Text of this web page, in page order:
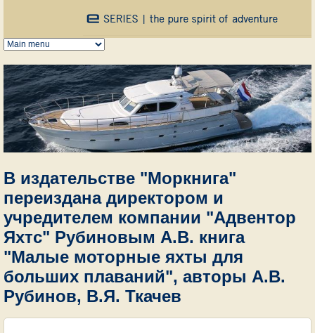
В издательстве "Моркнига"
переиздана директором и
учредителем компании "Адвентор
Яхтс" Рубиновым А.В. книга
"Малые моторные яхты для
больших плаваний", авторы А.В.
Рубинов, В.Я. Ткачев